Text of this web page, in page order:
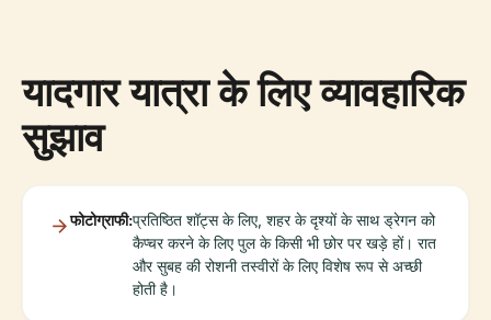
यादगार यात्रा के लिए व्यावहारिक
सुझाव
फोटोग्राफी:प्रतिष्ठित शॉट्स के लिए, शहर के दृश्यों के साथ ड्रेगन को
कैप्चर करने के लिए पुल के किसी भी छोर पर खड़े हों। रात
और सुबह की रोशनी तस्वीरों के लिए विशेष रूप से अच्छी
होती है।